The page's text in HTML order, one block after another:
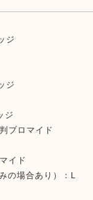
ジ
ジ
ジ
ブロマイド
イド
の場合あり）：L